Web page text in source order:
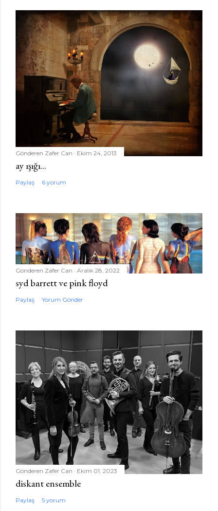
Gönderen Zafer Can Ekim 24, 2013
ay ışığı...
Paylaş 6 yorum
Gönderen Zafer Can Aralık 28, 2022
syd barrett ve pink floyd
Paylaş Yorum Gönder
Gönderen Zafer Can Ekim 01, 2023
diskant ensemble
Paylaş 5 yorum